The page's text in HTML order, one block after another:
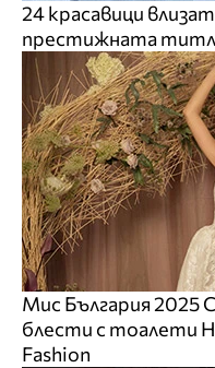
24 красавици
престижната
Мис България 2025
блести с тоалети
Fashion